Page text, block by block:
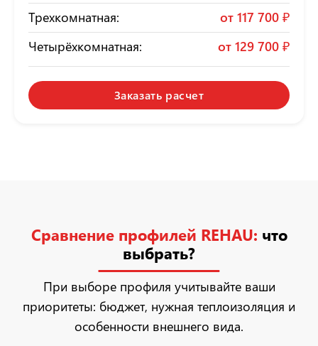
Трехкомнатная:
от 117 700 ₽
Четырёхкомнатная:
от 129 700 ₽
Заказать расчет
Сравнение профилей REHAU: что
выбрать?
При выборе профиля учитывайте ваши
приоритеты: бюджет, нужная теплоизоляция и
особенности внешнего вида.